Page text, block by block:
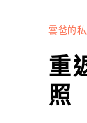
雲爸的
重
照